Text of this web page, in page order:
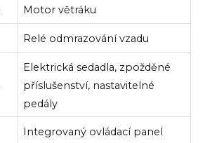
Motor větráku
Relé odmrazování vzadu
Elektrická sedadla, zpožděné
příslušenství, nastavitelné
pedály
Integrovaný ovládací panel